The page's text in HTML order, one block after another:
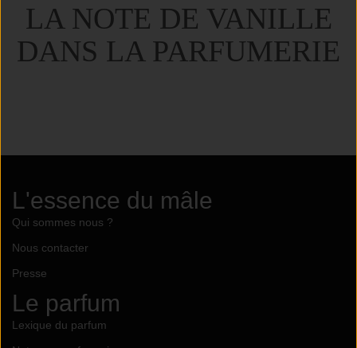
LA NOTE DE VANILLE
DANS LA PARFUMERIE
L'essence du mâle
Qui sommes nous ?
Nous contacter
Presse
Le parfum
Lexique du parfum